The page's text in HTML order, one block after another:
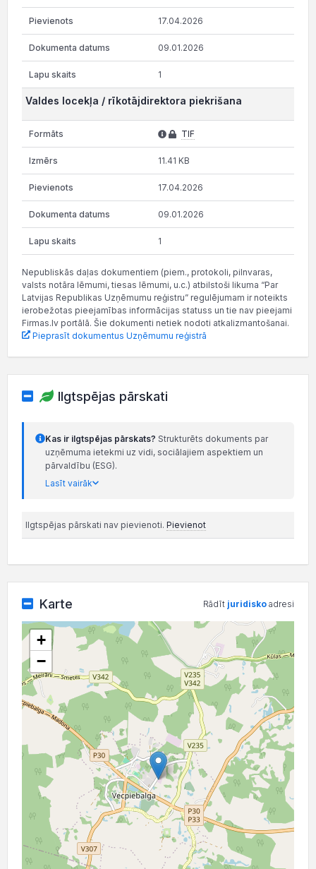
17.04.2026
09.01.2026
1
Valdes locekļa / rīkotājdirektora piekrišana
TIF
11.41 KB
17.04.2026
09.01.2026
1
Nepubliskās daļas dokumentiem (piem., protokoli, pilnvaras,
valsts notāra lēmumi, tiesas lēmumi, u.c.) atbilstoši likuma “Par
Latvijas Republikas Uzņēmumu reģistru” regulējumam ir noteikts
ierobežotas pieejamības informācijas statuss un tie nav pieejami
Firmas.lv portālā. Šie dokumenti netiek nodoti atkalizmantošanai.
Pieprasīt dokumentus Uzņēmumu reģistrā
Ilgtspējas pārskati
Kas ir ilgtspējas pārskats? Strukturēts dokuments par
uzņēmuma ietekmi uz vidi, sociālajiem aspektiem un
pārvaldību (ESG).
Lasīt vairāk
Ilgtspējas pārskati nav pievienoti. Pievienot
Karte Rādīt juridisko adresi
+
−